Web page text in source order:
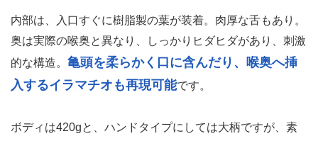
内部は、入口すぐに樹脂製の葉が装着。肉厚な舌もあり。
奥は実際の喉奥と異なり、しっかりヒダヒダがあり、刺激
的な構造。 亀頭を柔らかく口に含んだり、喉奥へ挿
入するイラマチオも再現可能です。
ボディは420gと、ハンドタイプにしては大柄ですが、素